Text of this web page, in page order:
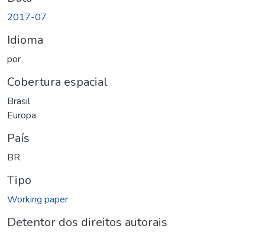
2017-07
Idioma
por
Cobertura espacial
Brasil
Europa
País
BR
Tipo
Working paper
Detentor dos direitos autorais